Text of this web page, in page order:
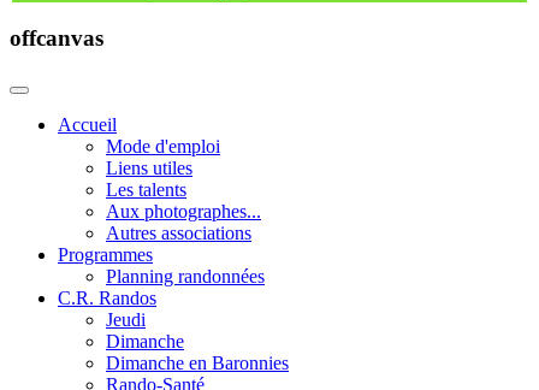
offcanvas
Accueil
Mode d'emploi
Liens utiles
Les talents
Aux photographes...
Autres associations
Programmes
Planning randonnées
C.R. Randos
Jeudi
Dimanche
Dimanche en Baronnies
Rando-Santé